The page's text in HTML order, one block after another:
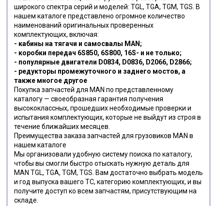
широкого спектра серий и моделей: TGL, TGA, TGM, TGS. В
нашем каталоге представлено огромное количество
наименований оригинальных проверенных
комплектующих, включая:
- кабины на тягачи и самосвалы MAN;
- коробки передач 6S850, 6S800, 16S- и не только;
- популярные двигатели D0834, D0836, D2066, D2866;
- редукторы промежуточного и заднего мостов, а
также многое другое
Покупка запчастей для MAN по представленному
каталогу — своеобразная гарантия получения
высококлассных, прошедших необходимые проверки и
испытания комплектующих, которые не выйдут из строя в
течение ближайших месяцев.
Преимущества заказа запчастей для грузовиков MAN в
нашем каталоге
Мы организовали удобную систему поиска по каталогу,
чтобы вы смогли быстро отыскать нужную деталь для
MAN TGL, TGA, TGM, TGS. Вам достаточно выбрать модель
и год выпуска вашего ТС, категорию комплектующих, и вы
получите доступ ко всем запчастям, присутствующим на
складе.